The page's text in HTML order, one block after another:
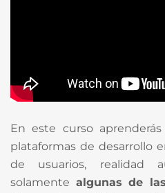
En este curso
plataformas de desarrollo
de usuarios, realidad
solamente algunas de